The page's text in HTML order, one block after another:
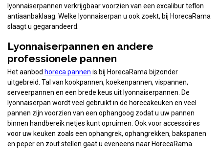
lyonnaiserpannen verkrijgbaar voorzien van een excalibur teflon
antiaanbaklaag. Welke lyonnaiserpan u ook zoekt, bij HorecaRama
slaagt u gegarandeerd.
Lyonnaiserpannen en andere
professionele pannen
Het aanbod horeca pannen is bij HorecaRama bijzonder
uitgebreid. Tal van kookpannen, koekenpannen, vispannen,
serveerpannen en een brede keus uit lyonnaiserpannen. De
lyonnaiserpan wordt veel gebruikt in de horecakeuken en veel
pannen zijn voorzien van een ophangoog zodat u uw pannen
binnen handbereik netjes kunt opruimen. Ook voor accessoires
voor uw keuken zoals een ophangrek, ophangrekken, bakspanen
en peper en zout stellen gaat u eveneens naar HorecaRama.